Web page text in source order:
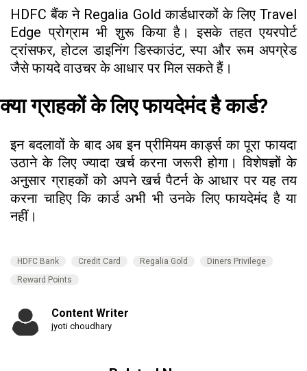
HDFC बैंक ने Regalia Gold कार्डधारकों के लिए Travel
Edge प्रोग्राम भी शुरू किया है। इसके तहत एयरपोर्ट
ट्रांसफर, होटल डाइनिंग डिस्काउंट, स्पा और रूम अपग्रेड
जैसे फायदे वाउचर के आधार पर मिल सकते हैं।
क्या ग्राहकों के लिए फायदेमंद है कार्ड?
इन बदलावों के बाद अब इन प्रीमियम कार्ड्स का पूरा फायदा
उठाने के लिए ज्यादा खर्च करना जरूरी होगा। विशेषज्ञों के
अनुसार ग्राहकों को अपने खर्च पैटर्न के आधार पर यह तय
करना चाहिए कि कार्ड अभी भी उनके लिए फायदेमंद है या
नहीं।
HDFC Bank Credit Card Regalia Gold
Diners Privilege
Reward Points
Content Writer
jyoti choudhary